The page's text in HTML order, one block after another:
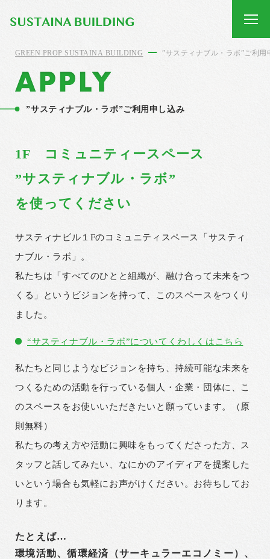
GREEN PROP SUSTAINA BUILDING ”サスティナブル・ラボ”ご利用
”サスティナブル・ラボ”ご利用申し込み
1F コミュニティースペース
”サスティナブル・ラボ”
を使ってください
サスティナビル１Fのコミュニティスペース「サスティ
ナブル・ラボ」。
私たちは「すべてのひとと組織が、融け合って未来をつ
くる」というビジョンを持って、このスペースをつくり
ました。
“サスティナブル・ラボ”についてくわしくはこちら
私たちと同じようなビジョンを持ち、持続可能な未来を
つくるための活動を行っている個人・企業・団体に、こ
のスペースをお使いいただきたいと願っています。（原
則無料）
私たちの考え方や活動に興味をもってくださった方、ス
タッフと話してみたい、なにかのアイディアを提案した
いという場合も気軽にお声がけください。お待ちしてお
ります。
たとえば…
環境活動、循環経済（サーキュラーエコノミー）、